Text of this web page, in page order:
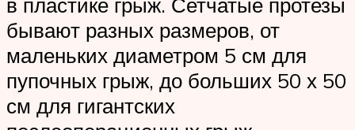
бывают разных размеров, от
маленьких диаметром 5 см для
пупочных грыж, до больших 50 х 50
см для гигантских